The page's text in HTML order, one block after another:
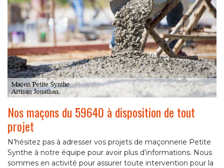
Nos maçons du 59640 à disposition de tout
projet
N’hésitez pas à adresser vos projets de maçonnerie Petite
Synthe à notre équipe pour avoir plus d’informations. Nous
sommes en activité pour assurer toute intervention pour la